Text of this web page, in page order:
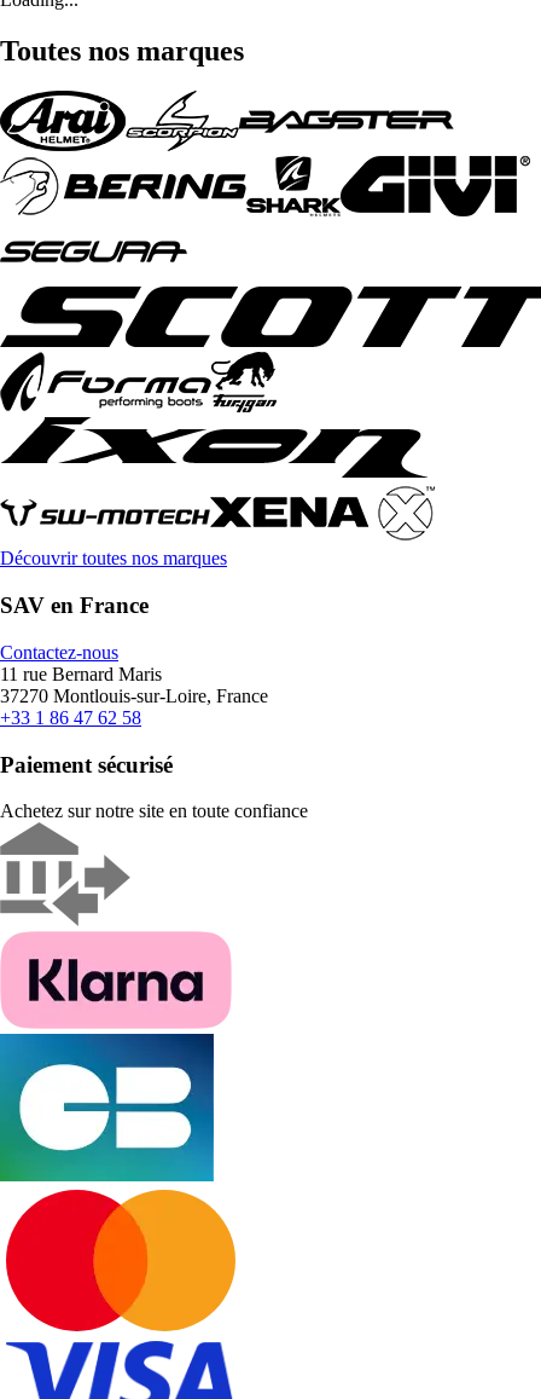
Toutes nos marques
Découvrir toutes nos marques
SAV en France
Contactez-nous
11 rue Bernard Maris
37270 Montlouis-sur-Loire, France
+33 1 86 47 62 58
Paiement sécurisé
Achetez sur notre site en toute confiance